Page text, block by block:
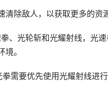
除敌人，以获取更多的资
、光轮斩和光耀射线，光
。
需要优先使用光耀射线进